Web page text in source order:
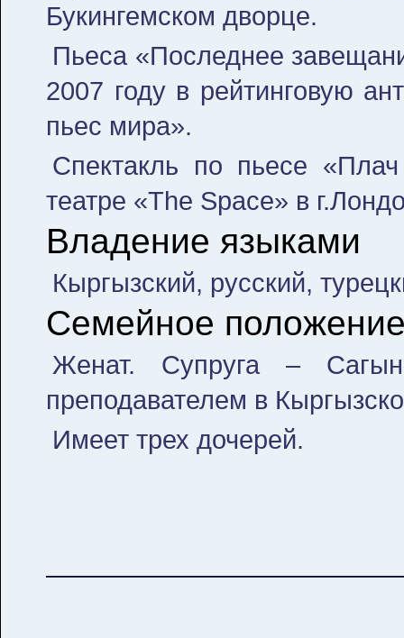
Букингемском дворце.
Пьеса «Последнее
2007 году в рейтинговую
пьес мира».
Спектакль по пьесе
театре «The Space» в
Владение языками
Кыргызский, русский,
Семейное
Женат. Супруга –
преподавателем в
Имеет трех дочерей.